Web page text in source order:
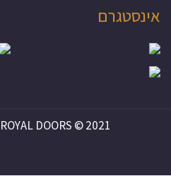
אינסטגרם
ROYAL DOORS © 2021 כל הזכויות שמורות